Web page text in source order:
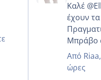
Καλέ
έχουν
Μπράβο
Από Riaa
ώρες